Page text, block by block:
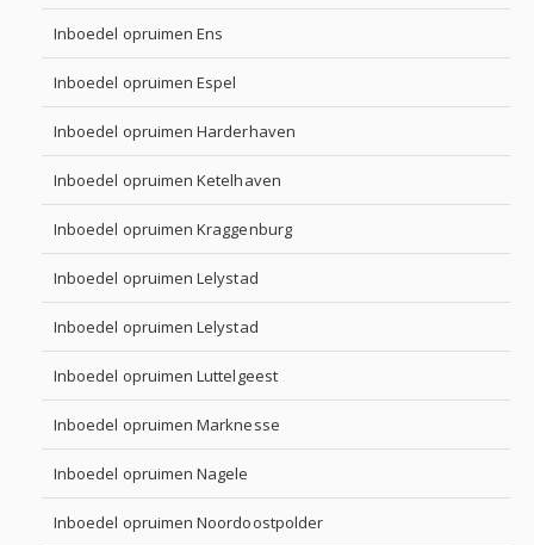
Inboedel opruimen Ens
Inboedel opruimen Espel
Inboedel opruimen Harderhaven
Inboedel opruimen Ketelhaven
Inboedel opruimen Kraggenburg
Inboedel opruimen Lelystad
Inboedel opruimen Lelystad
Inboedel opruimen Luttelgeest
Inboedel opruimen Marknesse
Inboedel opruimen Nagele
Inboedel opruimen Noordoostpolder